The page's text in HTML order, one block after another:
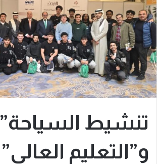
تنشيط السياحة”
و”التعليم العالي”